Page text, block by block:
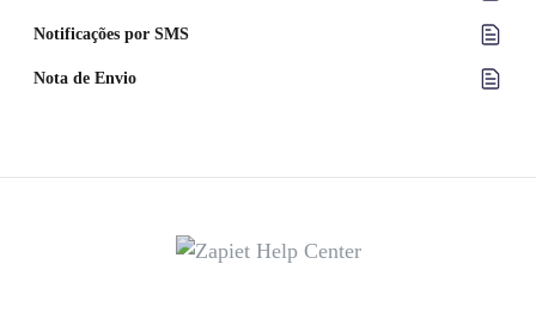
Notificações por SMS
Nota de Envio